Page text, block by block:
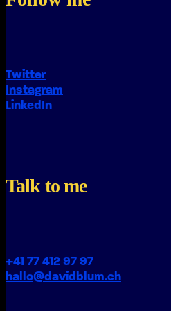
Twitter
Instagram
LinkedIn
Talk to me
+41 77 412 97 97
hallo@davidblum.ch